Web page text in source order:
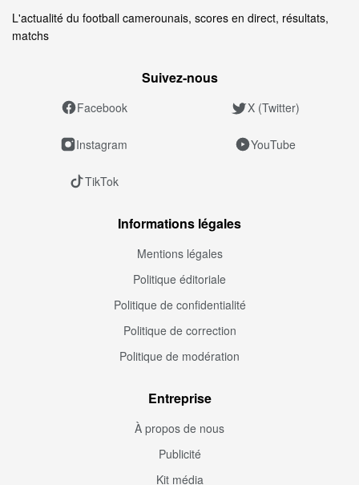
L'actualité du football camerounais, scores en direct, résultats,
matchs
Suivez‑nous
Facebook X (Twitter)
Instagram YouTube
TikTok
Informations légales
Mentions légales
Politique éditoriale
Politique de confidentialité
Politique de correction
Politique de modération
Entreprise
À propos de nous
Publicité
Kit média